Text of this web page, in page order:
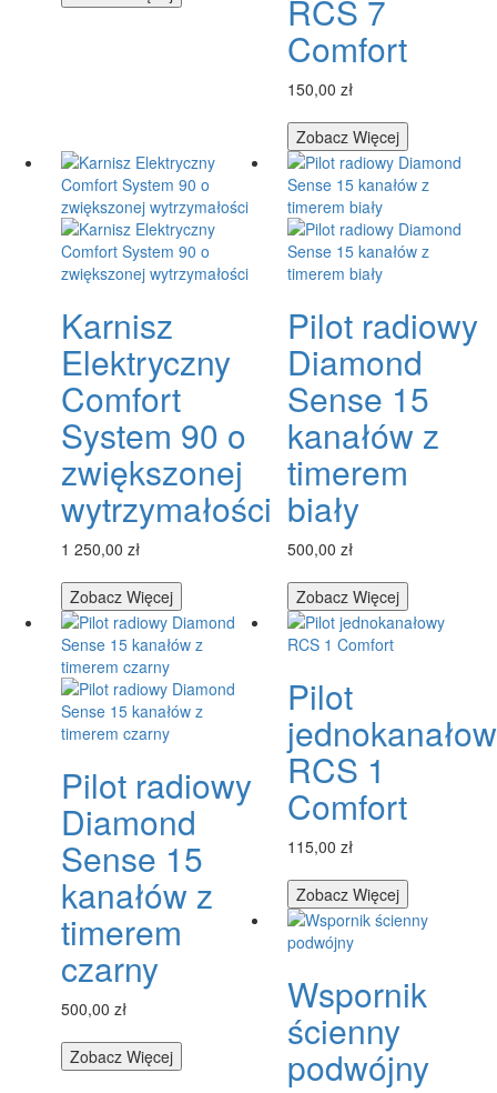
RCS 7
Comfort
150,00 zł
Zobacz Więcej
Karnisz
Elektryczny
Comfort
System 90 o
zwiększonej
wytrzymałości
1 250,00 zł
Zobacz Więcej
Pilot radiowy
Diamond
Sense 15
kanałów z
timerem
biały
500,00 zł
Zobacz Więcej
Pilot radiowy
Diamond
Sense 15
kanałów z
timerem
czarny
500,00 zł
Zobacz Więcej
Pilot
RCS 1
Comfort
115,00 zł
Zobacz Więcej
Wspornik
ścienny
podwójny